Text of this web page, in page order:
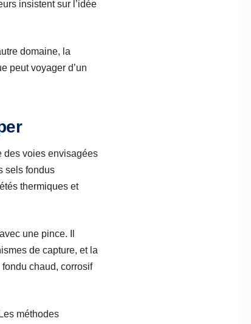
insistent sur l’idée
domaine, la
peut voyager d’un
des voies envisagées
sels fondus
thermiques et
une pince. Il
de capture, et la
chaud, corrosif
méthodes